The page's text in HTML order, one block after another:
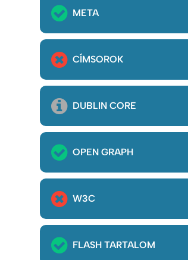
META
CÍMSOROK
DUBLIN CORE
OPEN GRAPH
W3C
FLASH TARTALOM